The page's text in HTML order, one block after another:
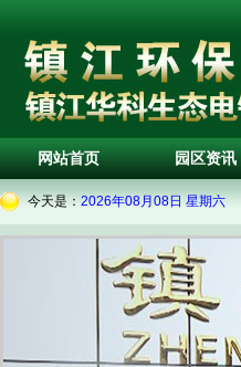
网站首页 园区资讯
今天是：2026年08月08日 星期六